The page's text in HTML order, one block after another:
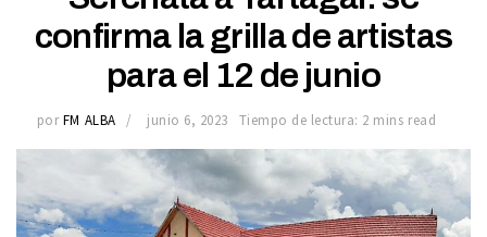
confirma la grilla de artistas
para el 12 de junio
por FM ALBA junio 6, 2023 Tiempo de lectura: 2 mins read